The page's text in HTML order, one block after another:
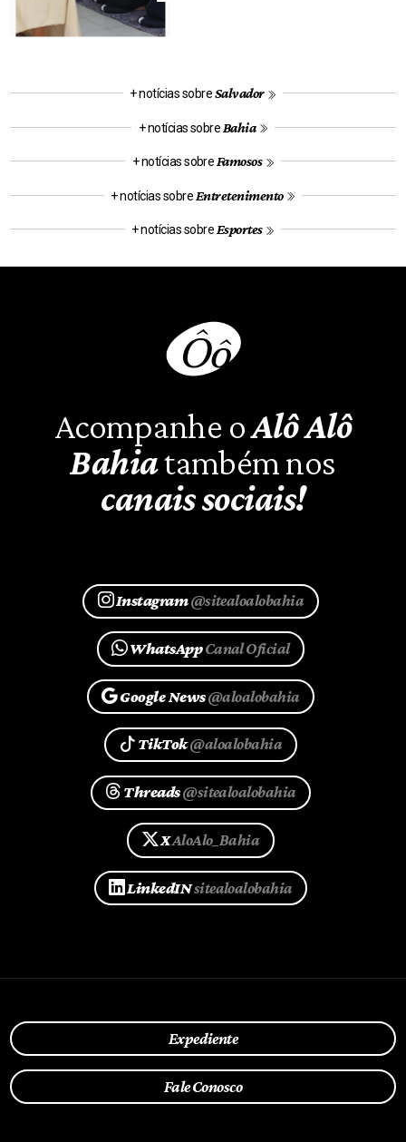
+ notícias sobreSalvador
+ notícias sobre Bahia
+ notícias sobre Famosos
+ notícias sobre Entretenimento
+ notícias sobre Esportes
Acompanhe oAlô Alô
Bahiatambém nos
canais sociais!
Instagram@sitealoalobahia
WhatsAppCanal Oficial
Google News@aloalobahia
TikTok@aloalobahia
Threads@sitealoalobahia
XAloAlo_Bahia
LinkedINsitealoalobahia
Expediente
Fale Conosco